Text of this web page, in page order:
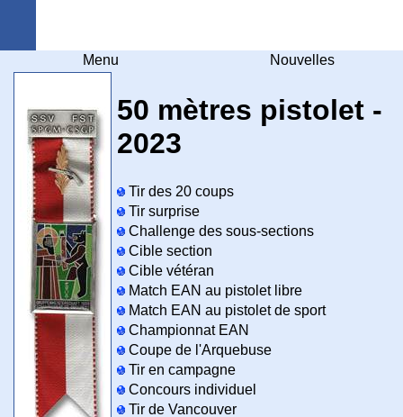
Menu Nouvelles
50 mètres pistolet -
2023
Tir des 20 coups
Tir surprise
Challenge des sous-sections
Cible section
Cible vétéran
Match EAN au pistolet libre
Match EAN au pistolet de sport
Championnat EAN
Coupe de l'Arquebuse
Tir en campagne
Concours individuel
Tir de Vancouver